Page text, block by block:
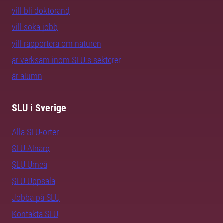
vill bli doktorand
vill söka jobb
vill rapportera om naturen
är verksam inom SLU:s sektorer
är alumn
SLU i Sverige
Alla SLU-orter
SLU Alnarp
SLU Umeå
SLU Uppsala
Jobba på SLU
Kontakta SLU